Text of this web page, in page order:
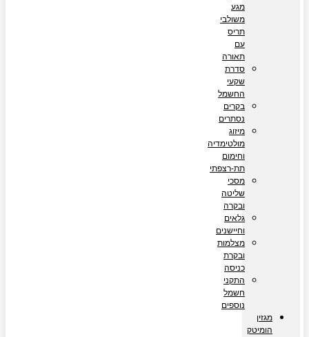
מגע
משולבי
תריס
עם
תאורה
סדרת
שקעי
החשמל
בקרים
נסתרים
מיזוג
מולטימדיה
וחימום
תת-רצפתי
מסכי
שליטה
ובקרה
גלאים
וחיישנים
מצלמות
ובקרת
כניסה
התקני
חשמל
נוספים
מגזין
הומיטק